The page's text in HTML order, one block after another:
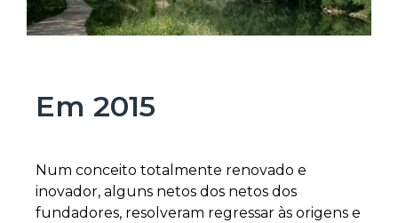
Em 2015
Num conceito totalmente renovado e
inovador, alguns netos dos netos dos
fundadores, resolveram regressar às origens e